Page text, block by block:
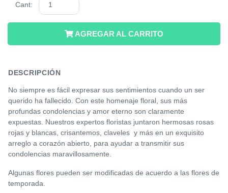
Cant:
AGREGAR AL CARRITO
DESCRIPCIÓN
No siempre es fácil expresar sus sentimientos cuando un ser
querido ha fallecido. Con este homenaje floral, sus más
profundas condolencias y amor eterno son claramente
expuestas. Nuestros expertos floristas juntaron hermosas rosas
rojas y blancas, crisantemos, claveles y más en un exquisito
arreglo a corazón abierto, para ayudar a transmitir sus
condolencias maravillosamente.
Algunas flores pueden ser modificadas de acuerdo a las flores de
temporada.